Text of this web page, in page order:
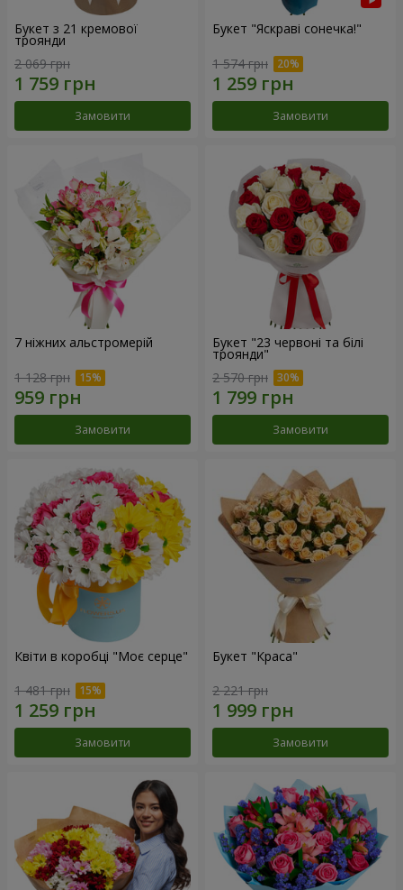
Букет з 21 кремової
троянди
2 069 грн
Замовити
Букет "Яскраві сонечка!"
1 574 грн
Замовити
7 ніжних альстромерій
1 128 грн
Замовити
Букет "23 червоні та білі
троянди"
2 570 грн
Замовити
Квіти в коробці "Моє серце"
1 481 грн
Замовити
Букет "Краса"
2 221 грн
Замовити